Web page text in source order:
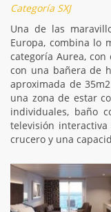
Categoría SXJ
Una de las
Europa, combina lo
categoría Aurea,
con una bañera de
aproximada de
una zona de estar
individuales, baño
televisión
crucero y una